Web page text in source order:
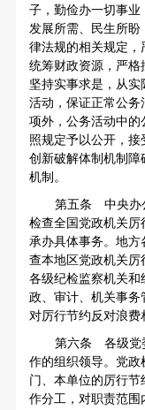
子，勤俭办一切事
发展所需、民生所
律法规的相关规定
统筹财政资源，严格
坚持实事求是，从
活动，保证正常公
项外，公务活动中
照规定予以公开，
创新破解体制机制
机制。
第五条 中央办
检查全国党政机关厉
承办具体事务。地
查本地区党政机关厉
各级纪检监察机关
政、审计、机关事
对厉行节约反对浪费
第六条 各级党
作的组织领导。党
门、本单位的厉行
作分工，对职责范